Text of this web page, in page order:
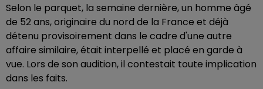
Selon le parquet, la semaine dernière, un homme âgé
de 52 ans, originaire du nord de la France et déjà
détenu provisoirement dans le cadre d'une autre
affaire similaire, était interpellé et placé en garde à
vue. Lors de son audition, il contestait toute implication
dans les faits.